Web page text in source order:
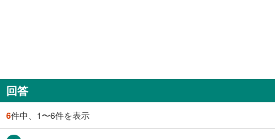
回答
6件中、1〜6件を表示